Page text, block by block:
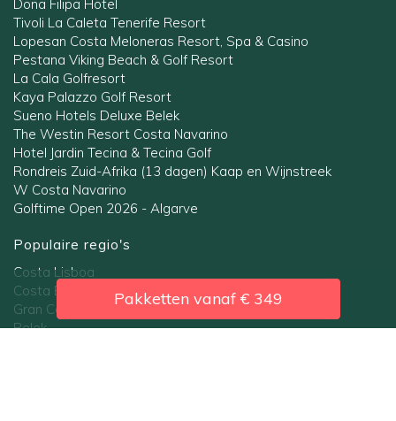
Pakketten vanaf € 349
Dona Filipa Hotel
Tivoli La Caleta Tenerife Resort
Lopesan Costa Meloneras Resort, Spa & Casino
Pestana Viking Beach & Golf Resort
La Cala Golfresort
Kaya Palazzo Golf Resort
Sueno Hotels Deluxe Belek
The Westin Resort Costa Navarino
Hotel Jardin Tecina & Tecina Golf
Rondreis Zuid-Afrika (13 dagen) Kaap en Wijnstreek
W Costa Navarino
Golftime Open 2026 - Algarve
Populaire regio's
Costa Lisboa
Costa Blanca
Gran Canaria
Belek